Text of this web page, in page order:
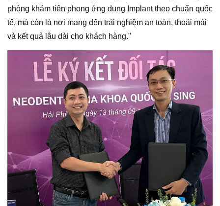
phòng khám tiên phong ứng dụng Implant theo chuẩn quốc
tế, mà còn là nơi mang đến trải nghiệm an toàn, thoải mái
và kết quả lâu dài cho khách hàng."